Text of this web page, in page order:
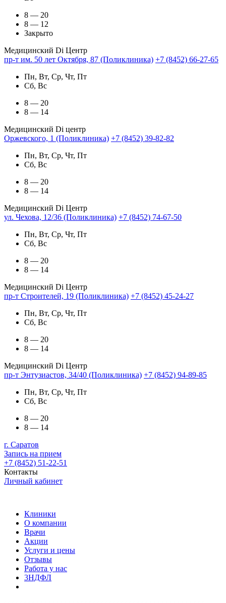
8 — 20
8 — 12
Закрыто
Медицинский Di Центр
пр-т им. 50 лет Октября, 87 (Поликлиника) +7 (8452) 66-27-65
Пн, Вт, Ср, Чт, Пт
Сб, Вс
8 — 20
8 — 14
Медицинский Di центр
Оржевского, 1 (Поликлиника) +7 (8452) 39-82-82
Пн, Вт, Ср, Чт, Пт
Сб, Вс
8 — 20
8 — 14
Медицинский Di Центр
ул. Чехова, 12/36 (Поликлиника) +7 (8452) 74-67-50
Пн, Вт, Ср, Чт, Пт
Сб, Вс
8 — 20
8 — 14
Медицинский Di Центр
пр-т Строителей, 19 (Поликлиника) +7 (8452) 45-24-27
Пн, Вт, Ср, Чт, Пт
Сб, Вс
8 — 20
8 — 14
Медицинский Di Центр
пр-т Энтузиастов, 34/40 (Поликлиника) +7 (8452) 94-89-85
Пн, Вт, Ср, Чт, Пт
Сб, Вс
8 — 20
8 — 14
г. Саратов
Запись на прием
+7 (8452) 51-22-51
Контакты
Личный кабинет
Клиники
О компании
Врачи
Акции
Услуги и цены
Отзывы
Работа у нас
3НДФЛ